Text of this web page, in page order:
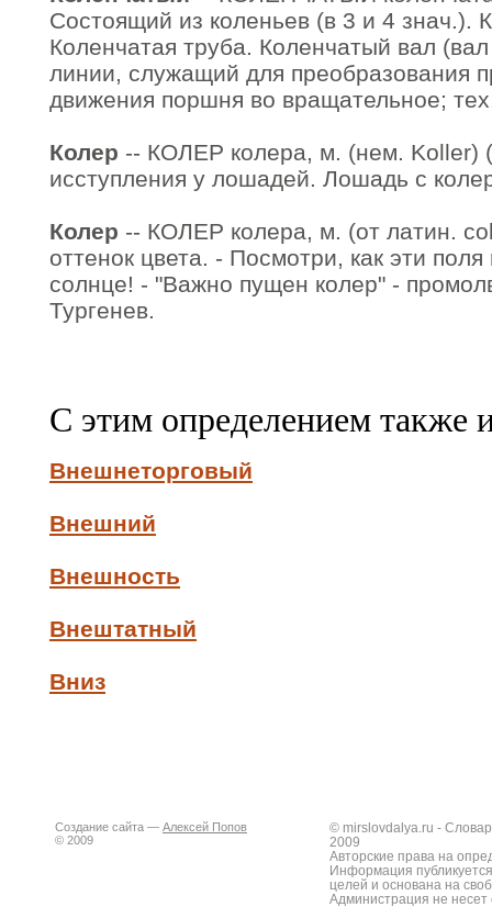
Состоящий из коленьев (в 3 и 4 знач.).
Коленчатая труба. Коленчатый вал
линии, служащий для преобразования
движения поршня во вращательное;
Колер -- КОЛЕР колера, м. (нем. Koller)
исступления у лошадей. Лошадь с
Колер -- КОЛЕР колера, м. (от латин.
оттенок цвета. - Посмотри, как эти поля
солнце! - "Важно пущен колер" -
Тургенев.
С этим определением также
Внешнеторговый
Внешний
Внешность
Внештатный
Вниз
Создание сайта — Алексей Попов
© 2009
© mirslovdalya.ru -
2009
Авторские права на
Информация
целей и основана на
Администрация не несет